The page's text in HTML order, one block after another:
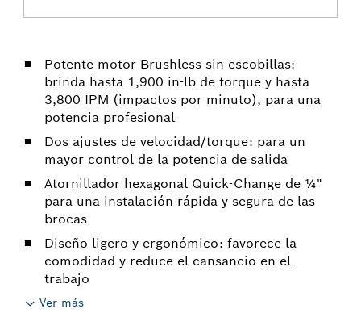
Potente motor Brushless sin escobillas:
brinda hasta 1,900 in-lb de torque y hasta
3,800 IPM (impactos por minuto), para una
potencia profesional
Dos ajustes de velocidad/torque: para un
mayor control de la potencia de salida
Atornillador hexagonal Quick-Change de ¼"
para una instalación rápida y segura de las
brocas
Diseño ligero y ergonómico: favorece la
comodidad y reduce el cansancio en el
trabajo
Ver más